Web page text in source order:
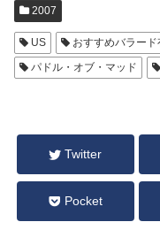
2007
US おすすめバラード
パドル・オブ・マッド
Twitter
Pocket